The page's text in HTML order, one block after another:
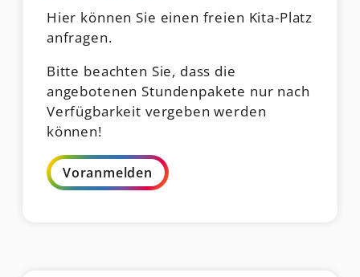
Hier können Sie einen freien Kita-Platz
anfragen.
Bitte beachten Sie, dass die
angebotenen Stundenpakete nur nach
Verfügbarkeit vergeben werden
können!
Voranmelden